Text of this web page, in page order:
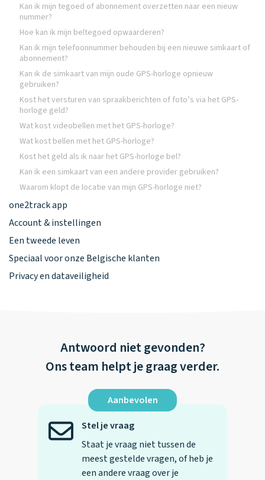
Kan ik mijn tegoed of abonnement overzetten naar een nieuw
nummer?
Hoe kan ik mijn beltegoed opwaarderen?
Kan ik mijn telefoonnummer behouden bij een nieuwe simkaart of
abonnement?
Kan ik de simkaart van mijn oude GPS-horloge opnieuw
gebruiken?
Kost het versturen van spraakberichten of foto’s via het GPS-
horloge geld?
Wat kost videobellen met het GPS-horloge?
Wat kost bellen met het GPS-horloge?
Kost het geld als ik naar het GPS-horloge bel?
Kan ik een simkaart van een andere provider gebruiken?
Waarom klopt de locatie van mijn GPS-horloge niet?
one2track app
Account & instellingen
Een tweede leven
Speciaal voor onze Belgische klanten
Privacy en dataveiligheid
Antwoord niet gevonden?
Ons team helpt je graag verder.
Aanbevolen
Stel je vraag
Staat je vraag niet tussen de
meest gestelde vragen, of heb je
een andere vraag over je